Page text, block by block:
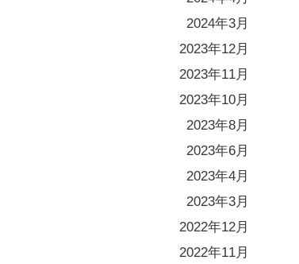
2024年3月
2023年12月
2023年11月
2023年10月
2023年8月
2023年6月
2023年4月
2023年3月
2022年12月
2022年11月